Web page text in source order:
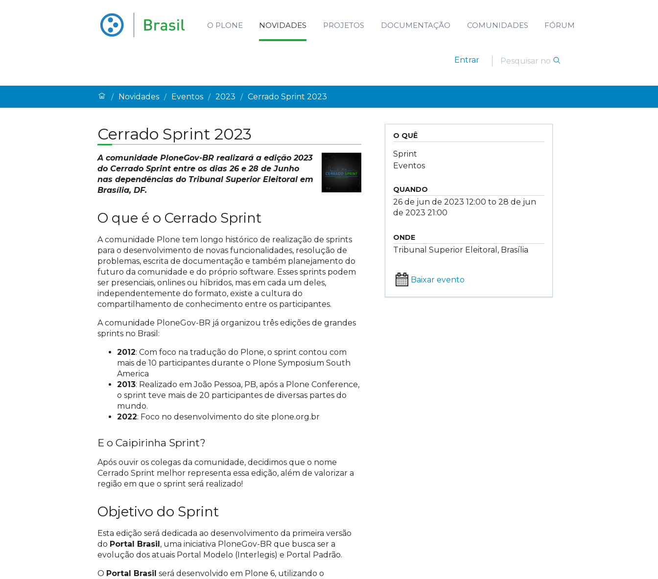
O PLONE NOVIDADES PROJETOS DOCUMENTAÇÃO COMUNIDADES FÓRUM
Entrar
/ Novidades / Eventos / 2023 / Cerrado Sprint 2023
Cerrado Sprint 2023
A comunidade PloneGov-BR realizará a edição 2023
do Cerrado Sprint entre os dias 26 e 28 de Junho
nas dependências do Tribunal Superior Eleitoral em
Brasília, DF.
O que é o Cerrado Sprint
A comunidade Plone tem longo histórico de realização de sprints
para o desenvolvimento de novas funcionalidades, resolução de
problemas, escrita de documentação e também planejamento do
futuro da comunidade e do próprio software. Esses sprints podem
ser presenciais, onlines ou híbridos, mas em cada um deles,
independentemente do formato, existe a cultura do
compartilhamento de conhecimento entre os participantes.
A comunidade PloneGov-BR já organizou três edições de grandes
sprints no Brasil:
2012: Com foco na tradução do Plone, o sprint contou com
mais de 10 participantes durante o Plone Symposium South
America
2013: Realizado em João Pessoa, PB, após a Plone Conference,
o sprint teve mais de 20 participantes de diversas partes do
mundo.
2022: Foco no desenvolvimento do site plone.org.br
E o Caipirinha Sprint?
Após ouvir os colegas da comunidade, decidimos que o nome
Cerrado Sprint melhor representa essa edição, além de valorizar a
região em que o sprint será realizado!
Objetivo do Sprint
Esta edição será dedicada ao desenvolvimento da primeira versão
do Portal Brasil , uma iniciativa PloneGov-BR que busca ser a
evolução dos atuais Portal Modelo (Interlegis) e Portal Padrão.
O Portal Brasil será desenvolvido em Plone 6, utilizando o
O QUÊ
Sprint
Eventos
QUANDO
26 de jun de 2023 12:00 to 28 de jun
de 2023 21:00
ONDE
Tribunal Superior Eleitoral, Brasília
Baixar evento